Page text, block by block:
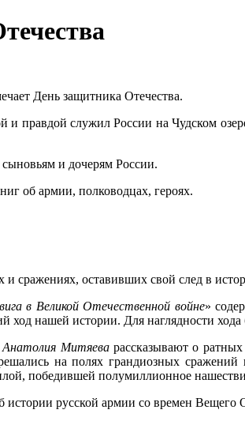
День защитника Отечества.
и правдой служил России на Чудском
и дочерям России.
об армии, полководцах, героях.
и сражениях, оставивших свой след в
в Великой Отечественной войне»
нашей истории. Для наглядности
Анатолия Митяеварассказывают о ратных
на полях грандиозных
победившей полумиллионное
истории русской армии со времен